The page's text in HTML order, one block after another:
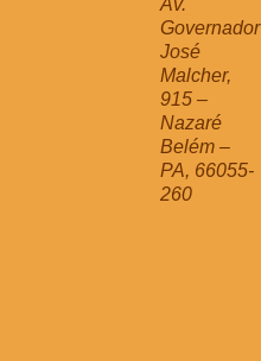
Governador
José
Malcher,
915 –
Nazaré
Belém –
PA, 66055-
260